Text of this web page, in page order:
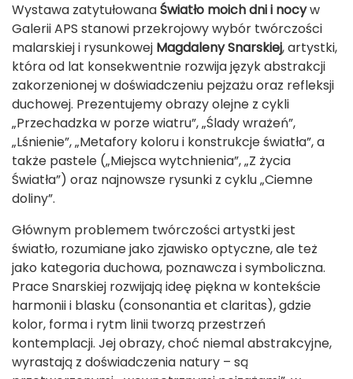
Wystawa zatytułowanaŚwiatło moich dni i nocyw
Galerii APS stanowi przekrojowy wybór twórczości
malarskiej i rysunkowej Magdaleny Snarskiej, artystki,
która od lat konsekwentnie rozwija język abstrakcji
zakorzenionej w doświadczeniu pejzażu oraz refleksji
duchowej. Prezentujemy obrazy olejne z cykli
„Przechadzka w porze wiatru”, „Ślady wrażeń”,
„Lśnienie”, „Metafory koloru i konstrukcje światła”, a
także pastele („Miejsca wytchnienia”, „Z życia
Światła”) oraz najnowsze rysunki z cyklu „Ciemne
doliny”.
Głównym problemem twórczości artystki jest
światło, rozumiane jako zjawisko optyczne, ale też
jako kategoria duchowa, poznawcza i symboliczna.
Prace Snarskiej rozwijają ideę piękna w kontekście
harmonii i blasku (consonantia et claritas), gdzie
kolor, forma i rytm linii tworzą przestrzeń
kontemplacji. Jej obrazy, choć niemal abstrakcyjne,
wyrastają z doświadczenia natury – są